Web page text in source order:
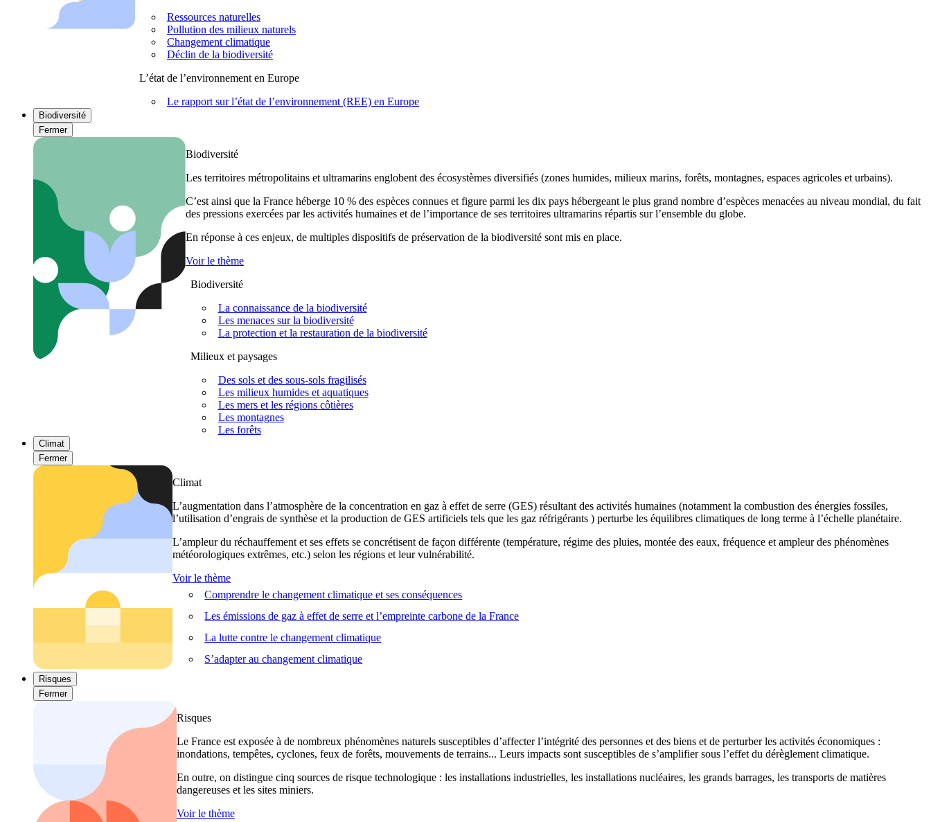
Ressources naturelles
Pollution des milieux naturels
Changement climatique
Déclin de la biodiversité
L’état de l’environnement en Europe
Le rapport sur l’état de l’environnement (REE) en Europe
Biodiversité
Fermer
Biodiversité
Les territoires métropolitains et ultramarins englobent des écosystèmes diversifiés (zones humides, milieux marins, forêts, montagnes, espaces agricoles et urbains).
C’est ainsi que la France héberge 10 % des espèces connues et figure parmi les dix pays hébergeant le plus grand nombre d’espèces menacées au niveau mondial, du fait
des pressions exercées par les activités humaines et de l’importance de ses territoires ultramarins répartis sur l’ensemble du globe.
En réponse à ces enjeux, de multiples dispositifs de préservation de la biodiversité sont mis en place.
Voir le thème
Biodiversité
La connaissance de la biodiversité
Les menaces sur la biodiversité
La protection et la restauration de la biodiversité
Milieux et paysages
Des sols et des sous-sols fragilisés
Les milieux humides et aquatiques
Les mers et les régions côtières
Les montagnes
Les forêts
Climat
Fermer
Climat
L’augmentation dans l’atmosphère de la concentration en gaz à effet de serre (GES) résultant des activités humaines (notamment la combustion des énergies fossiles,
l’utilisation d’engrais de synthèse et la production de GES artificiels tels que les gaz réfrigérants ) perturbe les équilibres climatiques de long terme à l’échelle planétaire.
L’ampleur du réchauffement et ses effets se concrétisent de façon différente (température, régime des pluies, montée des eaux, fréquence et ampleur des phénomènes
météorologiques extrêmes, etc.) selon les régions et leur vulnérabilité.
Voir le thème
Comprendre le changement climatique et ses conséquences
Les émissions de gaz à effet de serre et l’empreinte carbone de la France
La lutte contre le changement climatique
S’adapter au changement climatique
Risques
Fermer
Risques
Le France est exposée à de nombreux phénomènes naturels susceptibles d’affecter l’intégrité des personnes et des biens et de perturber les activités économiques :
inondations, tempêtes, cyclones, feux de forêts, mouvements de terrains... Leurs impacts sont susceptibles de s’amplifier sous l’effet du dérèglement climatique.
En outre, on distingue cinq sources de risque technologique : les installations industrielles, les installations nucléaires, les grands barrages, les transports de matières
dangereuses et les sites miniers.
Voir le thème